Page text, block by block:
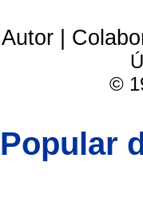
Autor
©
Popular